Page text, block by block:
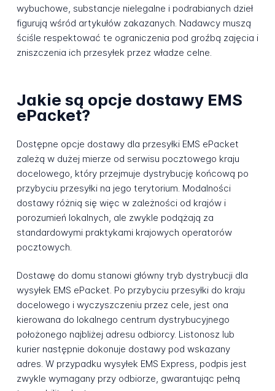
wybuchowe, substancje nielegalne i podrabianych dzieł
figurują wśród artykułów zakazanych. Nadawcy muszą
ściśle respektować te ograniczenia pod groźbą zajęcia i
zniszczenia ich przesyłek przez władze celne.
Jakie są opcje dostawy EMS
ePacket?
Dostępne opcje dostawy dla przesyłki EMS ePacket
zależą w dużej mierze od serwisu pocztowego kraju
docelowego, który przejmuje dystrybucję końcową po
przybyciu przesyłki na jego terytorium. Modalności
dostawy różnią się więc w zależności od krajów i
porozumień lokalnych, ale zwykle podążają za
standardowymi praktykami krajowych operatorów
pocztowych.
Dostawę do domu stanowi główny tryb dystrybucji dla
wysyłek EMS ePacket. Po przybyciu przesyłki do kraju
docelowego i wyczyszczeniu przez cele, jest ona
kierowana do lokalnego centrum dystrybucyjnego
położonego najbliżej adresu odbiorcy. Listonosz lub
kurier następnie dokonuje dostawy pod wskazany
adres. W przypadku wysyłek EMS Express, podpis jest
zwykle wymagany przy odbiorze, gwarantując pełną